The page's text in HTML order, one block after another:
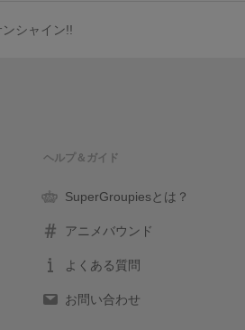
シャイン!!
ヘルプ＆ガイド
SuperGroupiesとは？
アニメバウンド
よくある質問
お問い合わせ